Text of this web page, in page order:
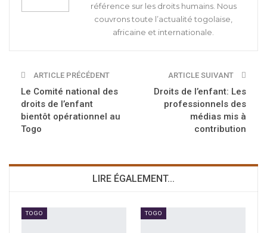
référence sur les droits humains. Nous
couvrons toute l’actualité togolaise,
africaine et internationale.
ARTICLE PRÉCÉDENT
Le Comité national des
droits de l’enfant
bientôt opérationnel au
Togo
ARTICLE SUIVANT
Droits de l’enfant: Les
professionnels des
médias mis à
contribution
LIRE ÉGALEMENT...
TOGO TOGO